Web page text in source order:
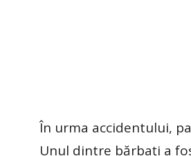
În urma accidentului,
Unul dintre bărbați a